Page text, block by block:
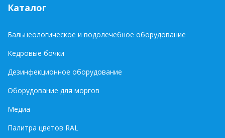
Каталог
Бальнеологическое и водолечебное оборудование
Кедровые бочки
Дезинфекционное оборудование
Оборудование для моргов
Медиа
Палитра цветов RAL